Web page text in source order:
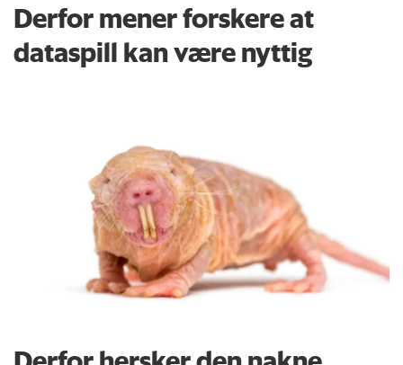
Derfor mener forskere at
dataspill kan være nyttig